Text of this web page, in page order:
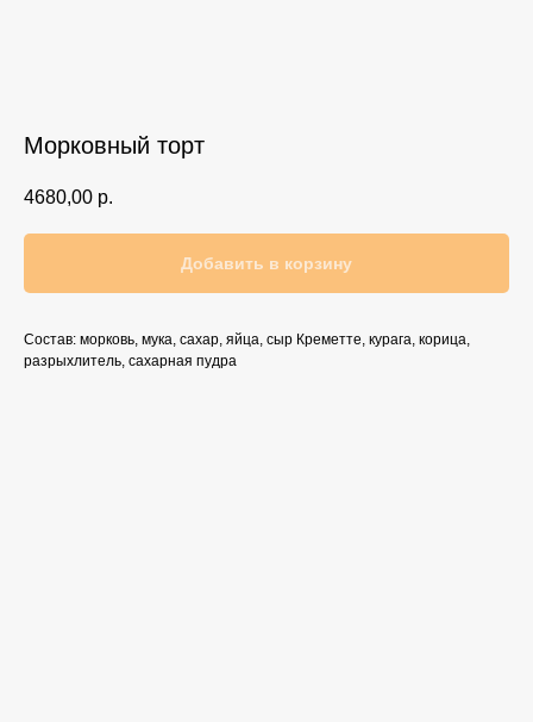
Морковный торт
4680,00 р.
Добавить в корзину
Состав: морковь, мука, сахар, яйца, сыр Креметте, курага, корица,
разрыхлитель, сахарная пудра